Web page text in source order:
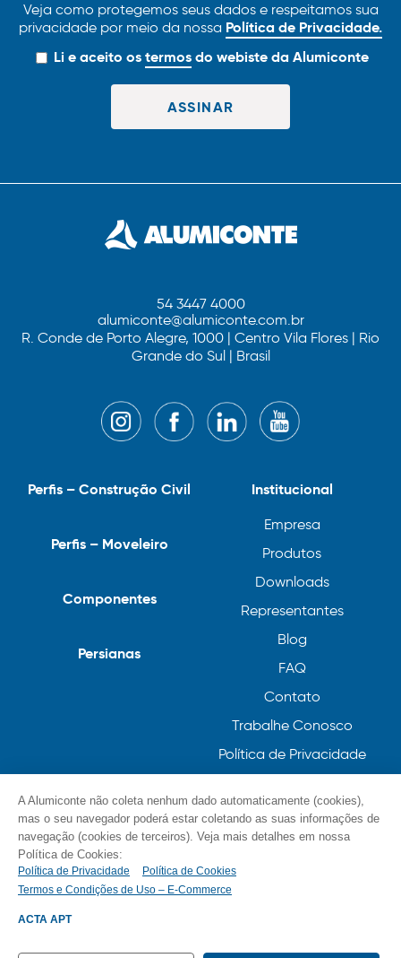
Veja como protegemos seus dados e respeitamos sua
privacidade por meio da nossa Política de Privacidade.
Li e aceito ostermosdo webiste da Alumiconte
54 3447 4000
alumiconte@alumiconte.com.br
R. Conde de Porto Alegre, 1000 | Centro Vila Flores | Rio
Grande do Sul | Brasil
Institucional
Empresa
Produtos
Downloads
Representantes
Blog
FAQ
Contato
Trabalhe Conosco
Política de Privacidade
Perfis – Construção Civil
Perfis – Moveleiro
Componentes
Persianas
© Alumiconte, Grande como as minhas ideias /
A Alumiconte não coleta nenhum dado automaticamente (cookies),
mas o seu navegador poderá estar coletando as suas informações de
navegação (cookies de terceiros). Veja mais detalhes em nossa
Política de Cookies:
Política de Privacidade
Política de Cookies
Termos e Condições de Uso – E-Commerce
ACTA APT